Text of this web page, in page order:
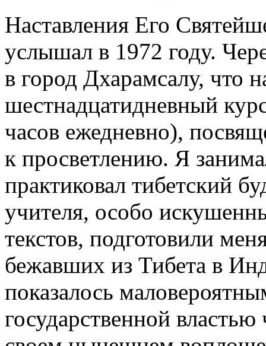
Наставления Его
услышал в 1972 году.
в город Дхарамсалу, что
шестнадцатидневный
часов ежедневно),
к просветлению. Я
практиковал тибетский
учителя, особо
текстов, подготовили
бежавших из Тибета в
показалось
государственной